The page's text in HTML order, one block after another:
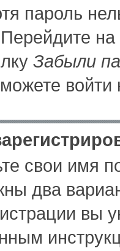
пароль
Забыли
свои имя
два
вы